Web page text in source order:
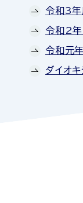
令和3年
令和2年
令和元
ダイオ